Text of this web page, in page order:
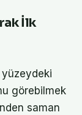
İlk
görebilmek
saman